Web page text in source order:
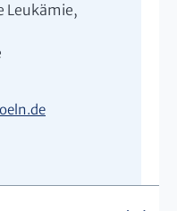
Leukämie,